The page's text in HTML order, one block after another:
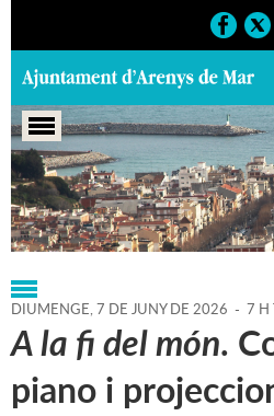
Portada > Agenda > 07-06-2026
DIUMENGE,7 DE JUNY DE 2026 - 7 H
A la fi del món.
piano i